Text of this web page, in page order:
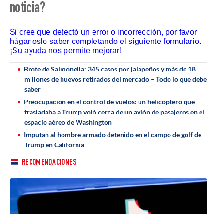
noticia?
Si cree que detectó un error o incorrección, por favor
háganoslo saber completando el siguiente formulario.
¡Su ayuda nos permite mejorar!
Brote de Salmonella: 345 casos por jalapeños y más de 18
millones de huevos retirados del mercado – Todo lo que debe
saber
Preocupación en el control de vuelos: un helicóptero que
trasladaba a Trump voló cerca de un avión de pasajeros en el
espacio aéreo de Washington
Imputan al hombre armado detenido en el campo de golf de
Trump en California
RECOMENDACIONES